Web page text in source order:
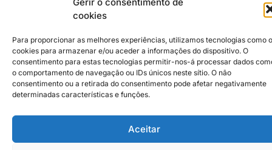
cookies
Para proporcionar as melhores experiências, utilizamos tecnologias como
cookies para armazenar e/ou aceder a informações do dispositivo. O
consentimento para estas tecnologias permitir-nos-á processar dados
o comportamento de navegação ou IDs únicos neste sítio. O não
consentimento ou a retirada do consentimento pode afetar negativamente
determinadas características e funções.
Aceitar
paulabrazmonteiro@gmail.com
https://instagram.com/paulabrazmonteiro
Parceiros Institucionais
Política de Sustentabilidade
Política de Privacidade
2026 © Caldas da Rainha Cidade
Criativa